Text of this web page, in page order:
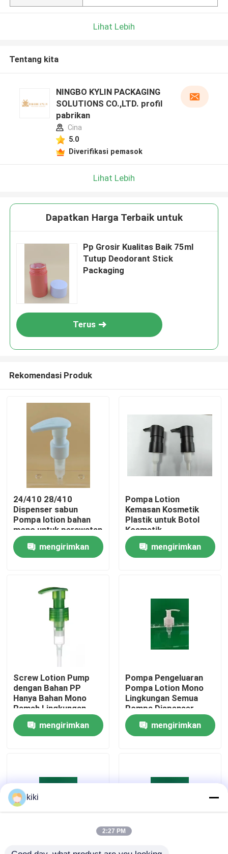
Beranda
Produk
Tentang Kami
Kontrol kualitas
Hubungi Kami
Kasus
Penyemprot Pompa Pemicu
Lihat Lebih
Tentang kita
NINGBO KYLIN PACKAGING
SOLUTIONS CO.,LTD. profil
pabrikan
Cina
5.0
Diverifikasi pemasok
Lihat Lebih
Dapatkan Harga Terbaik untuk
Pp Grosir Kualitas Baik 75ml
Tutup Deodorant Stick
Packaging
Terus
Rekomendasi Produk
24/410 28/410
Dispenser sabun
Pompa lotion bahan
mono untuk perawatan
pribadi
mengirimkan
Pompa Lotion
Kemasan Kosmetik
Plastik untuk Botol
Kosmetik
mengirimkan
Screw Lotion Pump
dengan Bahan PP
Hanya Bahan Mono
Ramah Lingkungan
mengirimkan
Pompa Pengeluaran
Pompa Lotion Mono
Lingkungan Semua
Pompa Dispenser
Botol Pegas PP
Plastikmengirimkan
kiki
2:27 PM